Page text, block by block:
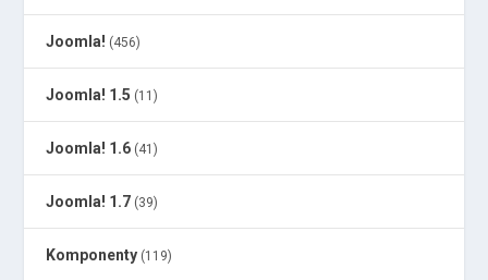
Joomla! (456)
Joomla! 1.5 (11)
Joomla! 1.6 (41)
Joomla! 1.7 (39)
Komponenty (119)